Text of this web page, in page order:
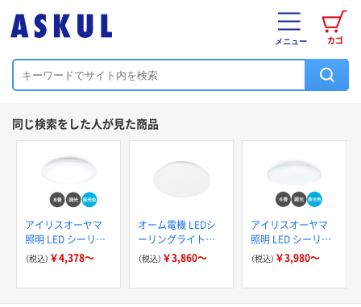
カゴ
メニュー
同じ検索をした人が見た商品
アイリスオーヤマ
照明 LED シーリン
グライト series7.0
6畳 8畳 12畳 調光
（税込） ￥4,378～
オーム電機 LEDシ
ーリングライト
400W5 06
（税込） ￥3,860～
アイリスオーヤマ
照明 LED シーリン
グライト seriesQ 6
畳 8畳 12畳 調光 調
（税込） ￥3,980～